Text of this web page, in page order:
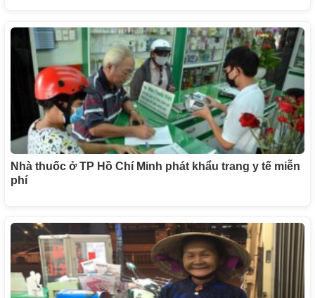
Nhà thuốc ở TP Hồ Chí Minh phát khẩu trang y tế miễn
phí